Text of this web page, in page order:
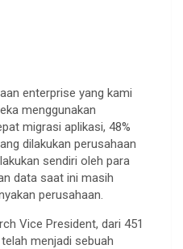
enterprise yang kami
menggunakan
migrasi aplikasi, 48%
dilakukan perusahaan
sendiri oleh para
data saat ini masih
perusahaan.
Vice President, dari 451
menjadi sebuah